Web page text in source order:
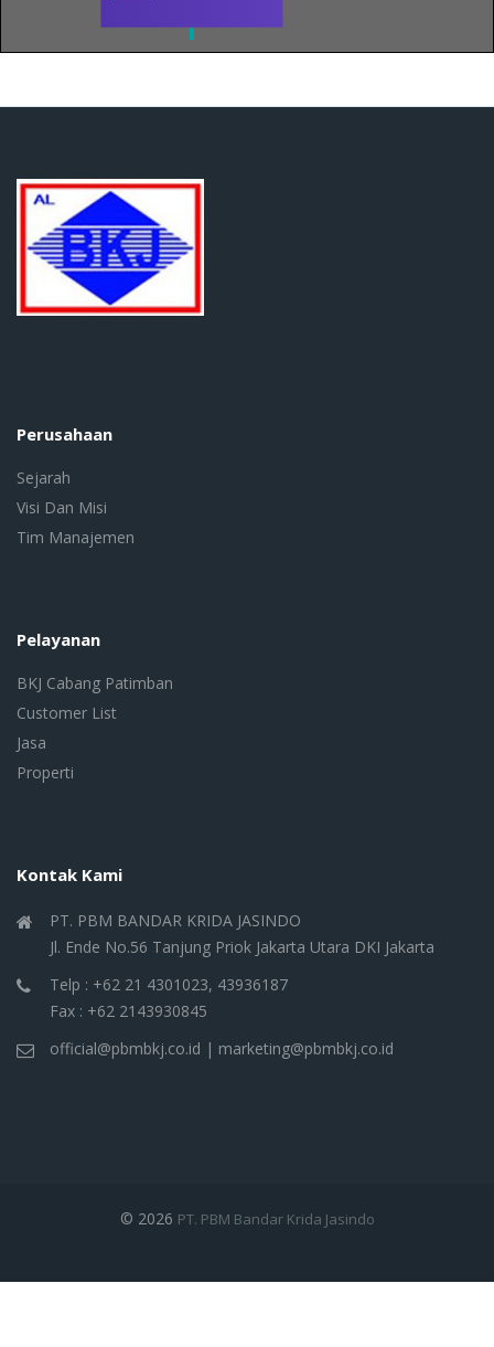
Perusahaan
Sejarah
Visi Dan Misi
Tim Manajemen
Pelayanan
BKJ Cabang Patimban
Customer List
Jasa
Properti
Kontak Kami
PT. PBM BANDAR KRIDA JASINDO
Jl. Ende No.56 Tanjung Priok Jakarta Utara DKI Jakarta
Telp : +62 21 4301023, 43936187
Fax : +62 2143930845
official@pbmbkj.co.id | marketing@pbmbkj.co.id
© 2026 PT. PBM Bandar Krida Jasindo